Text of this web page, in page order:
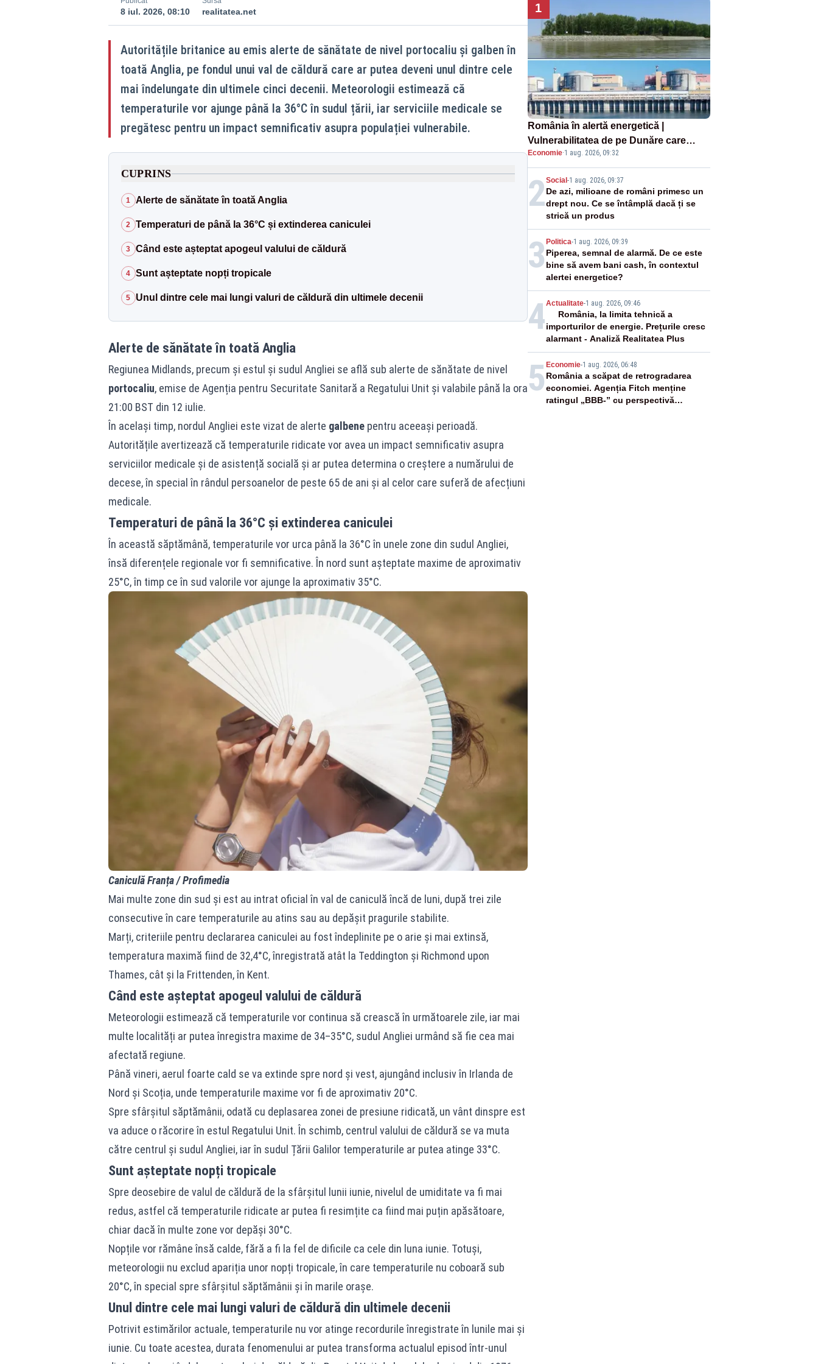
8 iul. 2026, 08:10 realitatea.net
Autoritățile britanice au emis alerte de sănătate de nivel portocaliu și galben în
toată Anglia, pe fondul unui val de căldură care ar putea deveni unul dintre cele
mai îndelungate din ultimele cinci decenii. Meteorologii estimează că
temperaturile vor ajunge până la 36°C în sudul țării, iar serviciile medicale se
pregătesc pentru un impact semnificativ asupra populației vulnerabile.
CUPRINS
1 Alerte de sănătate în toată Anglia
2 Temperaturi de până la 36°C și extinderea caniculei
3 Când este așteptat apogeul valului de căldură
4 Sunt așteptate nopți tropicale
5 Unul dintre cele mai lungi valuri de căldură din ultimele decenii
Alerte de sănătate în toată Anglia
Regiunea Midlands, precum și estul și sudul Angliei se află sub alerte de sănătate de nivel
portocaliu, emise de Agenția pentru Securitate Sanitară a Regatului Unit și valabile până la ora
21:00 BST din 12 iulie.
În același timp, nordul Angliei este vizat de alerte galbenepentru aceeași perioadă.
Autoritățile avertizează că temperaturile ridicate vor avea un impact semnificativ asupra
serviciilor medicale și de asistență socială și ar putea determina o creștere a numărului de
decese, în special în rândul persoanelor de peste 65 de ani și al celor care suferă de afecțiuni
medicale.
Temperaturi de până la 36°C și extinderea caniculei
În această săptămână, temperaturile vor urca până la 36°C în unele zone din sudul Angliei,
însă diferențele regionale vor fi semnificative. În nord sunt așteptate maxime de aproximativ
25°C, în timp ce în sud valorile vor ajunge la aproximativ 35°C.
Caniculă Franța / Profimedia
Mai multe zone din sud și est au intrat oficial în val de caniculă încă de luni, după trei zile
consecutive în care temperaturile au atins sau au depășit pragurile stabilite.
Marți, criteriile pentru declararea caniculei au fost îndeplinite pe o arie și mai extinsă,
temperatura maximă fiind de 32,4°C, înregistrată atât la Teddington și Richmond upon
Thames, cât și la Frittenden, în Kent.
Când este așteptat apogeul valului de căldură
Meteorologii estimează că temperaturile vor continua să crească în următoarele zile, iar mai
multe localități ar putea înregistra maxime de 34–35°C, sudul Angliei urmând să fie cea mai
afectată regiune.
Până vineri, aerul foarte cald se va extinde spre nord și vest, ajungând inclusiv în Irlanda de
Nord și Scoția, unde temperaturile maxime vor fi de aproximativ 20°C.
Spre sfârșitul săptămânii, odată cu deplasarea zonei de presiune ridicată, un vânt dinspre est
va aduce o răcorire în estul Regatului Unit. În schimb, centrul valului de căldură se va muta
către centrul și sudul Angliei, iar în sudul Țării Galilor temperaturile ar putea atinge 33°C.
Sunt așteptate nopți tropicale
Spre deosebire de valul de căldură de la sfârșitul lunii iunie, nivelul de umiditate va fi mai
redus, astfel că temperaturile ridicate ar putea fi resimțite ca fiind mai puțin apăsătoare,
chiar dacă în multe zone vor depăși 30°C.
Nopțile vor rămâne însă calde, fără a fi la fel de dificile ca cele din luna iunie. Totuși,
meteorologii nu exclud apariția unor nopți tropicale, în care temperaturile nu coboară sub
20°C, în special spre sfârșitul săptămânii și în marile orașe.
Unul dintre cele mai lungi valuri de căldură din ultimele decenii
Potrivit estimărilor actuale, temperaturile nu vor atinge recordurile înregistrate în lunile mai și
iunie. Cu toate acestea, durata fenomenului ar putea transforma actualul episod într-unul
1
România în alertă energetică |
Vulnerabilitatea de pe Dunăre care
pune în pericol Centrala Cernavodă era
cunoscută de pe vremea lui Ceaușescu
Economie·1 aug. 2026, 09:32
2Social -1 aug. 2026, 09:37
De azi, milioane de români primesc un
drept nou. Ce se întâmplă dacă ți se
strică un produs
3 Politica-1 aug. 2026, 09:39
Piperea, semnal de alarmă. De ce este
bine să avem bani cash, în contextul
alertei energetice?
4Actualitate-1 aug. 2026, 09:46
România, la limita tehnică a
importurilor de energie. Prețurile cresc
alarmant - Analiză Realitatea Plus
5 Economie-1 aug. 2026, 06:48
România a scăpat de retrogradarea
economiei. Agenția Fitch menține
ratingul „BBB-” cu perspectivă